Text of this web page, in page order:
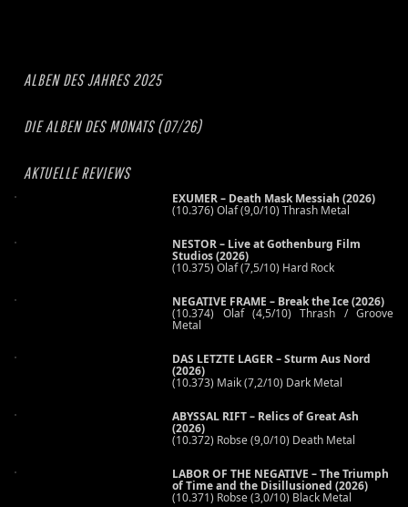
ALBEN DES JAHRES 2025
DIE ALBEN DES MONATS (07/26)
AKTUELLE REVIEWS
EXUMER – Death Mask Messiah (2026)
(10.376) Olaf (9,0/10) Thrash Metal
NESTOR – Live at Gothenburg Film
Studios (2026)
(10.375) Olaf (7,5/10) Hard Rock
NEGATIVE FRAME – Break the Ice (2026)
(10.374) Olaf (4,5/10) Thrash / Groove
Metal
DAS LETZTE LAGER – Sturm Aus Nord
(2026)
(10.373) Maik (7,2/10) Dark Metal
ABYSSAL RIFT – Relics of Great Ash
(2026)
(10.372) Robse (9,0/10) Death Metal
LABOR OF THE NEGATIVE – The Triumph
of Time and the Disillusioned (2026)
(10.371) Robse (3,0/10) Black Metal